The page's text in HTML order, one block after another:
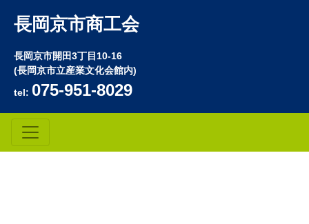
長岡京市商工会
長岡京市開田3丁目10-16
(長岡京市立産業文化会館内)
tel: 075-951-8029